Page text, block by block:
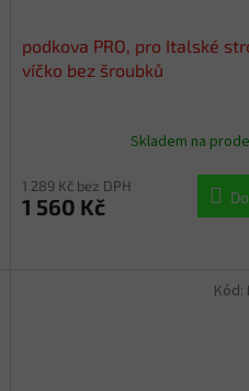
podkova PRO, pro Italské
víčko bez šroubků
Skladem na
1 289 Kč bez DPH
1 560 Kč
Kód: